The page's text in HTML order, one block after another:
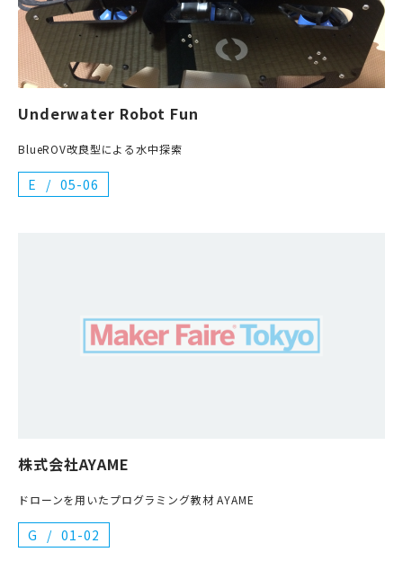
Underwater Robot Fun
BlueROV改良型による水中探索
E 05-06
株式会社AYAME
ドローンを用いたプログラミング教材 AYAME
G 01-02